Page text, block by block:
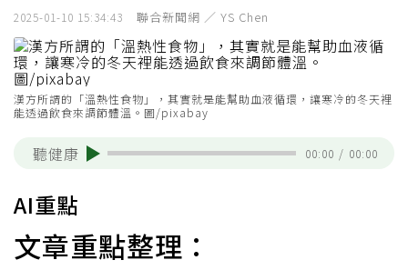
2025-01-10 15:34:43 聯合新聞網 ／ YS Chen
漢方所謂的「溫熱性食物」，其實就是能幫助血液循環，讓寒冷的冬天裡
能透過飲食來調節體溫。圖/pixabay
聽健康 00:00 / 00:00
AI重點
文章重點整理：